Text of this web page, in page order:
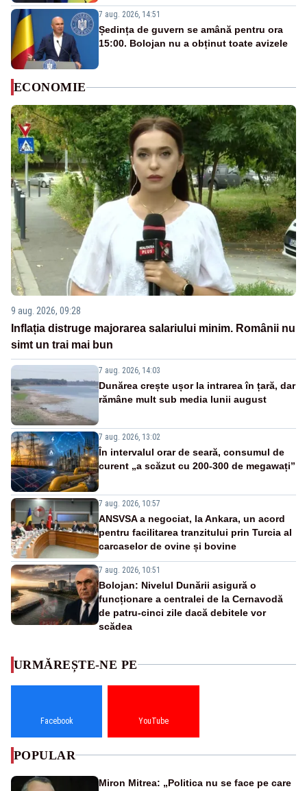
7 aug. 2026, 14:51
Ședința de guvern se amână pentru ora
15:00. Bolojan nu a obținut toate avizele
ECONOMIE
9 aug. 2026, 09:28
Inflația distruge majorarea salariului minim. Românii nu
simt un trai mai bun
7 aug. 2026, 14:03
Dunărea crește ușor la intrarea în țară, dar
rămâne mult sub media lunii august
7 aug. 2026, 13:02
În intervalul orar de seară, consumul de
curent „a scăzut cu 200-300 de megawați”
7 aug. 2026, 10:57
ANSVSA a negociat, la Ankara, un acord
pentru facilitarea tranzitului prin Turcia al
carcaselor de ovine și bovine
7 aug. 2026, 10:51
Bolojan: Nivelul Dunării asigură o
funcționare a centralei de la Cernavodă
de patru-cinci zile dacă debitele vor
scădea
URMĂREȘTE-NE PE
Facebook YouTube
POPULAR
Miron Mitrea: „Politica nu se face pe care